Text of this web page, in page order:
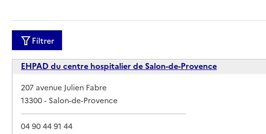
Filtrer
EHPAD du centre hospitalier de Salon-de-Provence
Adresse
207 avenue Julien Fabre
13300- Salon-de-Provence
04 90 44 91 44